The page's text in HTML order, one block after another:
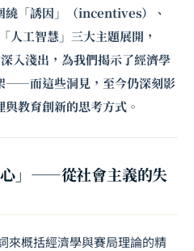
繞「誘因」（incentives）、
工智慧」三大主題展開，
入淺出，為我們揭示了經濟學
——而這些洞見，至今仍深刻影
教育創新的思考方式。
」——從社會主義的失
來概括經濟學與賽局理論的精